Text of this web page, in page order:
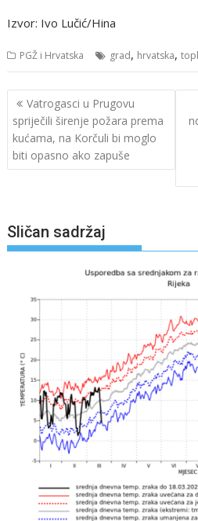
Izvor: Ivo Lučić/Hina
PGŽ i Hrvatska grad, hrvatska,
Navigacija
objava
Vatrogasci u Prugovu
spriječili širenje požara prema
kućama, na Korčuli bi moglo
biti opasno ako zapuše
Sličan sadržaj